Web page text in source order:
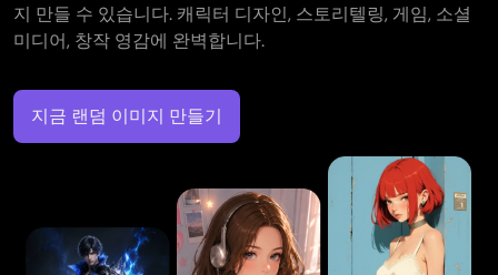
지 만들 수 있습니다. 캐릭터 디자인, 스토리텔링, 게임, 소셜
미디어, 창작 영감에 완벽합니다.
지금 랜덤 이미지 만들기